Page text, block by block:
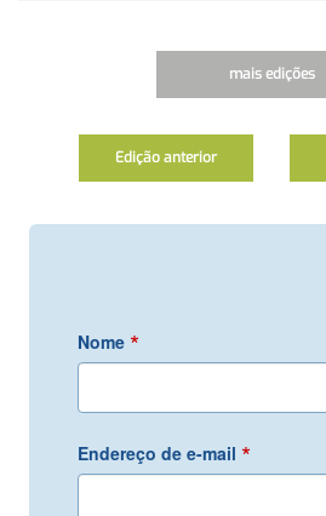
mais edições
Edição anterior
Nome *
Endereço de e-mail *